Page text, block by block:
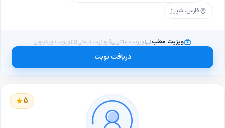
فارس، شیراز
ویزیت مطب ویزیت متنی ویزیت تلفنی ویزیت ویدیویی
دریافت نوبت
5